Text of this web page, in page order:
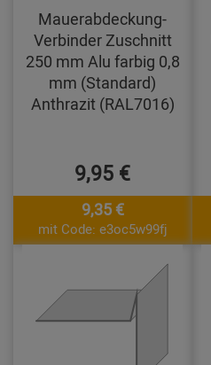
Mauerabdeckung-
Verbinder Zuschnitt
250 mm Alu farbig 0,8
mm (Standard)
Anthrazit (RAL7016)
9,95 €
9,35 €
mit Code: e3oc5w99fj